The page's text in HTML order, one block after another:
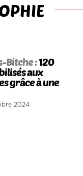
Bitche :120
aux
grâce à une
2024